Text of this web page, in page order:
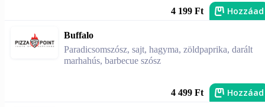
4 199 Ft Hozzáad
Buffalo
Paradicsomszósz, sajt, hagyma, zöldpaprika, darált
marhahús, barbecue szósz
4 499 Ft Hozzáad